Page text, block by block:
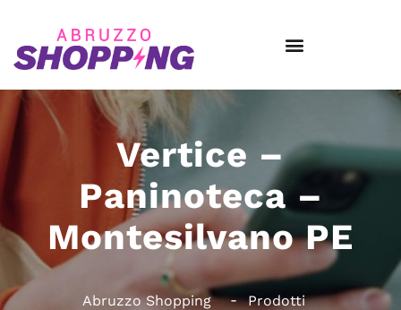
Vertice –
Paninoteca –
Montesilvano PE
Abruzzo Shopping
Prodotti